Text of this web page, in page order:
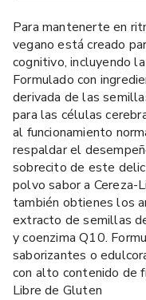
Para mantenerte en
vegano está creado
cognitivo, incluyendo
Formulado con
derivada de las
para las células
al funcionamiento
respaldar el
sobrecito de este
polvo sabor a Cereza-
también obtienes los
extracto de semillas
y coenzima Q10.
saborizantes o
con alto contenido de
Libre de